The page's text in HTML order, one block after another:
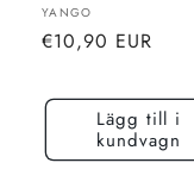
Säljare:
YANGO
Normalt
€10,90 EUR
Lägg till i
kundvagn